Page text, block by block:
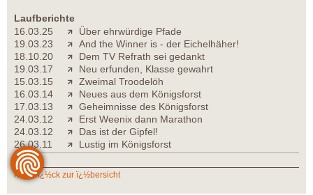
Laufberichte
16.03.25
Über ehrwürdige Pfade
19.03.23
And the Winner is - der Eichelhäher!
18.10.20
Dem TV Refrath sei gedankt
19.03.17
Neu erfunden, Klasse gewahrt
15.03.15
Zweimal Troodelöh
16.03.14
Neues aus dem Königsforst
17.03.13
Geheimnisse des Königsforst
24.03.12
Erst Weenix dann Marathon
24.03.12
Das ist der Gipfel!
26.03.11
Lustig im Königsforst
zurï¿½ck zur ï¿½bersicht